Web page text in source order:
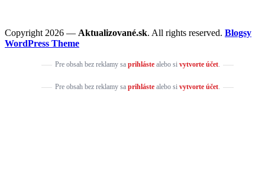
Copyright 2026 — Aktualizované.sk. All rights reserved. Blogsy
WordPress Theme
Pre obsah bez reklamy sa prihlástealebo si vytvorte účet.